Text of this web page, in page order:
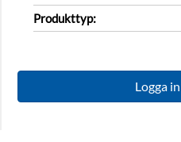
Produkttyp:
Logga